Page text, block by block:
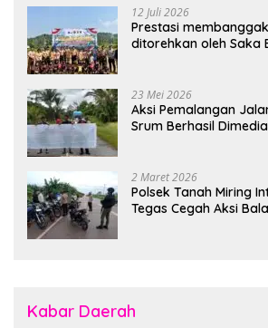
12 Juli 2026
Prestasi
ditorehkan oleh Saka
23 Mei 2026
Aksi Pemalangan
Srum Berhasil
2 Maret 2026
Polsek Tanah Miring
Tegas Cegah Aksi
Kabar Daerah